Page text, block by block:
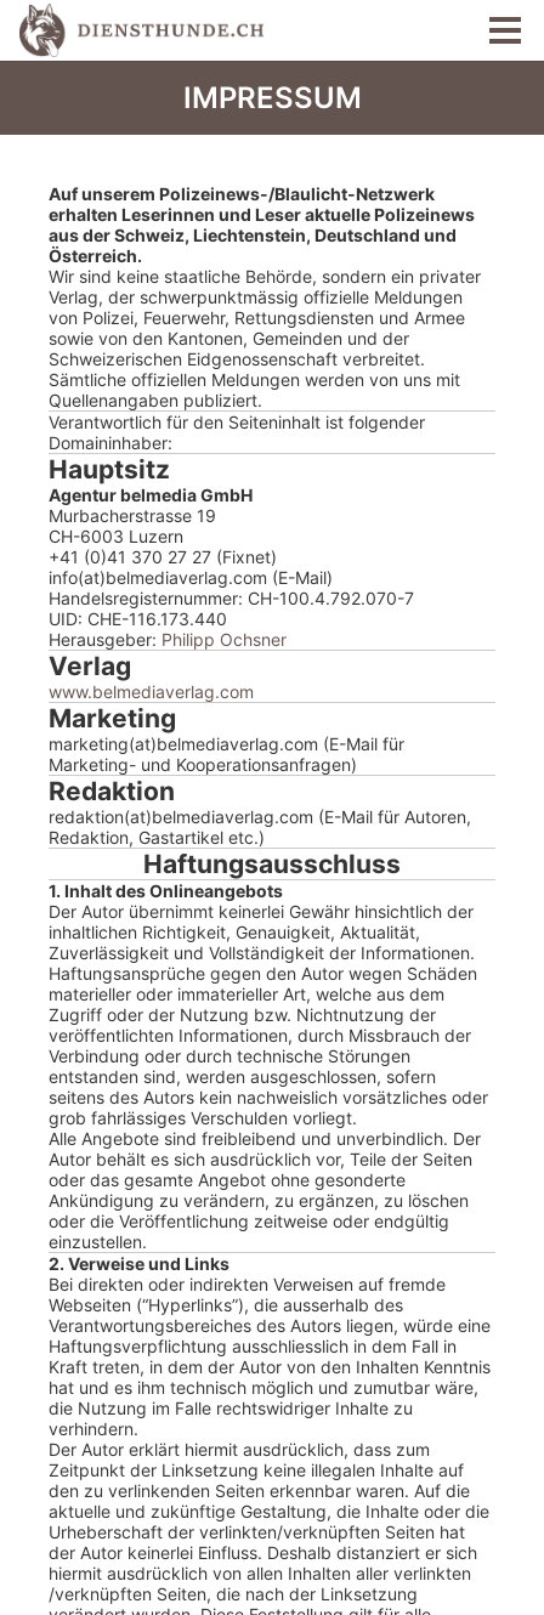
IMPRESSUM
Auf unserem Polizeinews-/Blaulicht-Netzwerk
erhalten Leserinnen und Leser aktuelle Polizeinews
aus der Schweiz, Liechtenstein, Deutschland und
Österreich.
Wir sind keine staatliche Behörde, sondern ein privater
Verlag, der schwerpunktmässig offizielle Meldungen
von Polizei, Feuerwehr, Rettungsdiensten und Armee
sowie von den Kantonen, Gemeinden und der
Schweizerischen Eidgenossenschaft verbreitet.
Sämtliche offiziellen Meldungen werden von uns mit
Quellenangaben publiziert.
Verantwortlich für den Seiteninhalt ist folgender
Domaininhaber:
Hauptsitz
Agentur belmedia GmbH
Murbacherstrasse 19
CH-6003 Luzern
+41 (0)41 370 27 27 (Fixnet)
info(at)belmediaverlag.com (E-Mail)
Handelsregisternummer: CH-100.4.792.070-7
UID: CHE-116.173.440
Herausgeber: Philipp Ochsner
Verlag
www.belmediaverlag.com
Marketing
marketing(at)belmediaverlag.com (E-Mail für
Marketing- und Kooperationsanfragen)
Redaktion
redaktion(at)belmediaverlag.com (E-Mail für Autoren,
Redaktion, Gastartikel etc.)
Haftungsausschluss
1. Inhalt des Onlineangebots
Der Autor übernimmt keinerlei Gewähr hinsichtlich der
inhaltlichen Richtigkeit, Genauigkeit, Aktualität,
Zuverlässigkeit und Vollständigkeit der Informationen.
Haftungsansprüche gegen den Autor wegen Schäden
materieller oder immaterieller Art, welche aus dem
Zugriff oder der Nutzung bzw. Nichtnutzung der
veröffentlichten Informationen, durch Missbrauch der
Verbindung oder durch technische Störungen
entstanden sind, werden ausgeschlossen, sofern
seitens des Autors kein nachweislich vorsätzliches oder
grob fahrlässiges Verschulden vorliegt.
Alle Angebote sind freibleibend und unverbindlich. Der
Autor behält es sich ausdrücklich vor, Teile der Seiten
oder das gesamte Angebot ohne gesonderte
Ankündigung zu verändern, zu ergänzen, zu löschen
oder die Veröffentlichung zeitweise oder endgültig
einzustellen.
2. Verweise und Links
Bei direkten oder indirekten Verweisen auf fremde
Webseiten (“Hyperlinks”), die ausserhalb des
Verantwortungsbereiches des Autors liegen, würde eine
Haftungsverpflichtung ausschliesslich in dem Fall in
Kraft treten, in dem der Autor von den Inhalten Kenntnis
hat und es ihm technisch möglich und zumutbar wäre,
die Nutzung im Falle rechtswidriger Inhalte zu
verhindern.
Der Autor erklärt hiermit ausdrücklich, dass zum
Zeitpunkt der Linksetzung keine illegalen Inhalte auf
den zu verlinkenden Seiten erkennbar waren. Auf die
aktuelle und zukünftige Gestaltung, die Inhalte oder die
Urheberschaft der verlinkten/verknüpften Seiten hat
der Autor keinerlei Einfluss. Deshalb distanziert er sich
hiermit ausdrücklich von allen Inhalten aller verlinkten
/verknüpften Seiten, die nach der Linksetzung